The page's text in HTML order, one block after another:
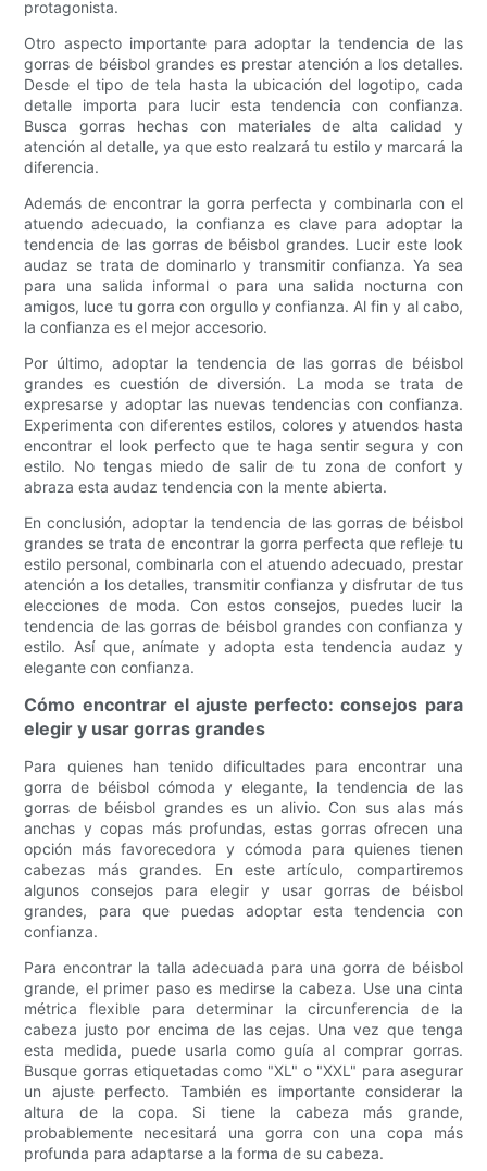
protagonista.
Otro aspecto importante para adoptar la tendencia de las
gorras de béisbol grandes es prestar atención a los detalles.
Desde el tipo de tela hasta la ubicación del logotipo, cada
detalle importa para lucir esta tendencia con confianza.
Busca gorras hechas con materiales de alta calidad y
atención al detalle, ya que esto realzará tu estilo y marcará la
diferencia.
Además de encontrar la gorra perfecta y combinarla con el
atuendo adecuado, la confianza es clave para adoptar la
tendencia de las gorras de béisbol grandes. Lucir este look
audaz se trata de dominarlo y transmitir confianza. Ya sea
para una salida informal o para una salida nocturna con
amigos, luce tu gorra con orgullo y confianza. Al fin y al cabo,
la confianza es el mejor accesorio.
Por último, adoptar la tendencia de las gorras de béisbol
grandes es cuestión de diversión. La moda se trata de
expresarse y adoptar las nuevas tendencias con confianza.
Experimenta con diferentes estilos, colores y atuendos hasta
encontrar el look perfecto que te haga sentir segura y con
estilo. No tengas miedo de salir de tu zona de confort y
abraza esta audaz tendencia con la mente abierta.
En conclusión, adoptar la tendencia de las gorras de béisbol
grandes se trata de encontrar la gorra perfecta que refleje tu
estilo personal, combinarla con el atuendo adecuado, prestar
atención a los detalles, transmitir confianza y disfrutar de tus
elecciones de moda. Con estos consejos, puedes lucir la
tendencia de las gorras de béisbol grandes con confianza y
estilo. Así que, anímate y adopta esta tendencia audaz y
elegante con confianza.
Cómo encontrar el ajuste perfecto: consejos para
elegir y usar gorras grandes
Para quienes han tenido dificultades para encontrar una
gorra de béisbol cómoda y elegante, la tendencia de las
gorras de béisbol grandes es un alivio. Con sus alas más
anchas y copas más profundas, estas gorras ofrecen una
opción más favorecedora y cómoda para quienes tienen
cabezas más grandes. En este artículo, compartiremos
algunos consejos para elegir y usar gorras de béisbol
grandes, para que puedas adoptar esta tendencia con
confianza.
Para encontrar la talla adecuada para una gorra de béisbol
grande, el primer paso es medirse la cabeza. Use una cinta
métrica flexible para determinar la circunferencia de la
cabeza justo por encima de las cejas. Una vez que tenga
esta medida, puede usarla como guía al comprar gorras.
Busque gorras etiquetadas como "XL" o "XXL" para asegurar
un ajuste perfecto. También es importante considerar la
altura de la copa. Si tiene la cabeza más grande,
probablemente necesitará una gorra con una copa más
profunda para adaptarse a la forma de su cabeza.